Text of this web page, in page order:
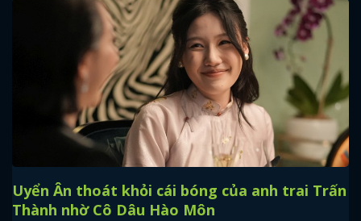
Uyển Ân thoát khỏi cái bóng của anh trai Trấn
Thành nhờ Cô Dâu Hào Môn